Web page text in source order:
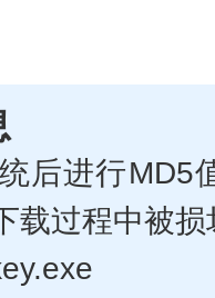
后进行MD5
载过程中被